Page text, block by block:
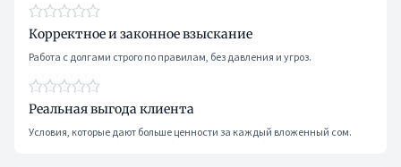
Корректное и законное взыскание
Работа с долгами строго по правилам, без давления и угроз.
Реальная выгода клиента
Условия, которые дают больше ценности за каждый вложенный сом.